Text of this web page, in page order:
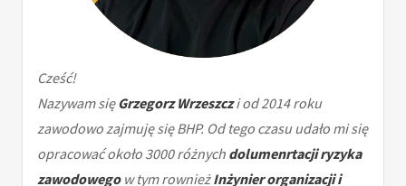
Cześć!
Nazywam sięGrzegorz Wrzeszczi od 2014 roku
zawodowo zajmuję się BHP. Od tego czasu udało mi się
opracować około 3000 różnych dolumenrtacji ryzyka
zawodowegow tym rownieżInżynier organizacji i